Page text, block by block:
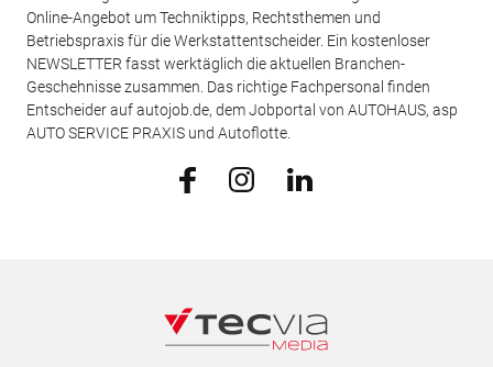
Online-Angebot um Techniktipps, Rechtsthemen und
Betriebspraxis für die Werkstattentscheider. Ein kostenloser
NEWSLETTER fasst werktäglich die aktuellen Branchen-
Geschehnisse zusammen. Das richtige Fachpersonal finden
Entscheider auf autojob.de, dem Jobportal von AUTOHAUS, asp
AUTO SERVICE PRAXIS und Autoflotte.